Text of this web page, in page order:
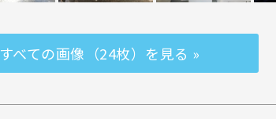
すべての画像（24枚）を見る »